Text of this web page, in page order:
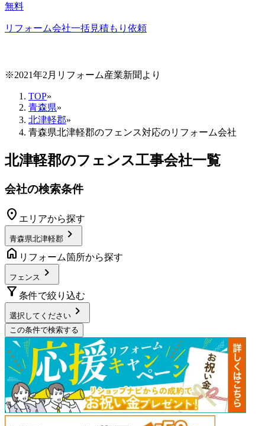
無料
リフォーム会社一括見積もり依頼
※2021年2月リフォーム産業新聞より
TOP»
青森県»
北津軽郡»
青森県北津軽郡のフェンス対応のリフォーム会社
北津軽郡のフェンス工事会社一覧
会社の検索条件
location_on エリアから探す
青森県北津軽郡 chevron_right
home リフォーム箇所から探す
フェンス chevron_right
filter_alt 条件で絞り込む
選択してください chevron_right
この条件で検索する